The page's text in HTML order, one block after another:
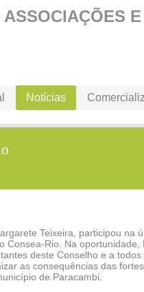
Notícias
Teixeira, participou na
Consea-Rio. Na oportunidade,
deste Conselho e a
as consequências das
de Paracambi.